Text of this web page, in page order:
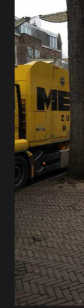
Previous